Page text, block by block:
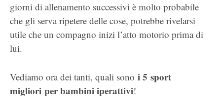
giorni di allenamento successivi è molto probabile
che gli serva ripetere delle cose, potrebbe rivelarsi
utile che un compagno inizi l’atto motorio prima di
lui.
Vediamo ora dei tanti, quali sono i 5 sport
migliori per bambini iperattivi!